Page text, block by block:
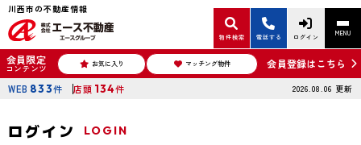
川西市の不動産情報
物件検索 電話する ログイン MENU
会員限定
コンテンツ お気に入り マッチング物件 会員登録はこちら
WEB 833件 店頭 134件 2026.08.06 更新
ログイン LOGIN